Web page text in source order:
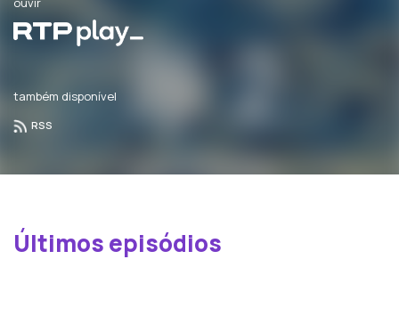
também disponível
RSS
Últimos episódios